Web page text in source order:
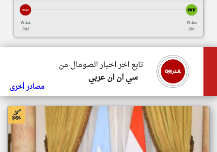
منذ ١٩
يوم
منذ ١٩
يوم
تابع اخر اخبار الصومال من
سي ان ان عربي
مصادر أخرى